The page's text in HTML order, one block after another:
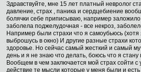
Здравствуйте, мне 15 лет платный невролог
давление, страх , паника и сердцебиение
болячки себе приписываю, например заложило
заболела поджелудочная - все некроз,
Например были страхи что я самоубьюсь (хотя
выброшусь в окно) И другие разные страхи
здоровье. Но сейчас самый жесткий и самый
день и я не знаю что делать, боюсь что я
Вообщем в чем заключается мой страх сойти
действие те мысли которые у меня были и